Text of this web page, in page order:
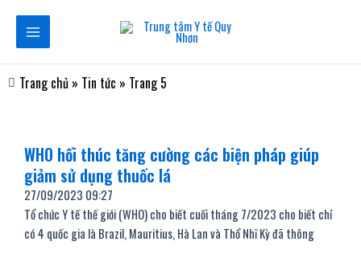
Main
Menu
Trang chủ » Tin tức » Trang 5
WHO hối thúc tăng cường các biện pháp giúp
giảm sử dụng thuốc lá
27/09/2023 09:27
Tổ chức Y tế thế giới (WHO) cho biết cuối tháng 7/2023 cho biết chỉ
có 4 quốc gia là Brazil, Mauritius, Hà Lan và Thổ Nhĩ Kỳ đã thông